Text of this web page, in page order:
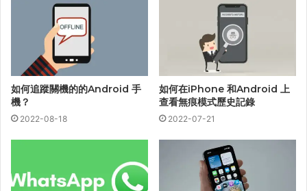
如何追蹤關機的的Android 手
機？
2022-08-18
如何在iPhone 和Android 上
查看無痕模式歷史記錄
2022-07-21